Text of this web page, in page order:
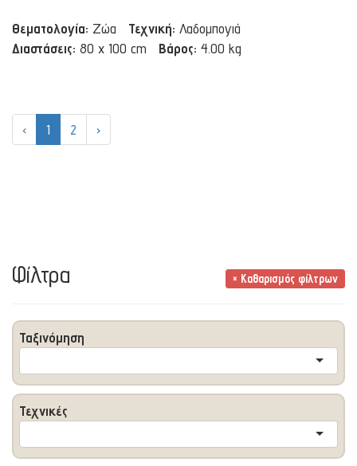
Θεματολογία: Ζώα Τεχνική: Λαδομπογιά
Διαστάσεις: 80 x 100 cm Βάρος: 4.00 kg
‹ 1 2 ›
Φίλτρα × Καθαρισμός φίλτρων
Ταξινόμηση
Τεχνικές